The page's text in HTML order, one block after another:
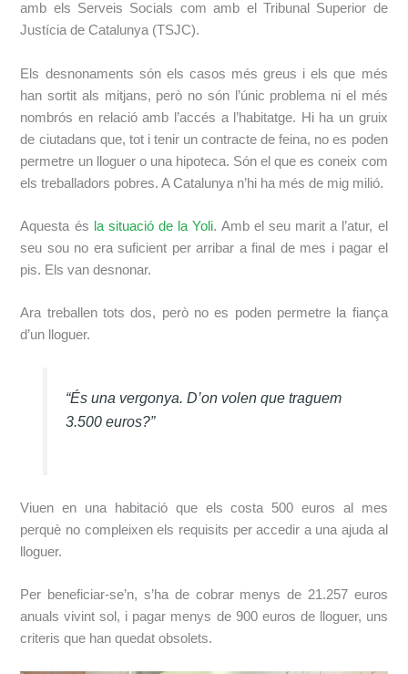
amb els Serveis Socials com amb el Tribunal Superior de
Justícia de Catalunya (TSJC).
Els desnonaments són els casos més greus i els que més
han sortit als mitjans, però no són l’únic problema ni el més
nombrós en relació amb l’accés a l’habitatge. Hi ha un gruix
de ciutadans que, tot i tenir un contracte de feina, no es poden
permetre un lloguer o una hipoteca. Són el que es coneix com
els treballadors pobres. A Catalunya n’hi ha més de mig milió.
Aquesta és la situació de la Yoli. Amb el seu marit a l’atur, el
seu sou no era suficient per arribar a final de mes i pagar el
pis. Els van desnonar.
Ara treballen tots dos, però no es poden permetre la fiança
d’un lloguer.
“És una vergonya. D’on volen que traguem
3.500 euros?”
Viuen en una habitació que els costa 500 euros al mes
perquè no compleixen els requisits per accedir a una ajuda al
lloguer.
Per beneficiar-se’n, s’ha de cobrar menys de 21.257 euros
anuals vivint sol, i pagar menys de 900 euros de lloguer, uns
criteris que han quedat obsolets.